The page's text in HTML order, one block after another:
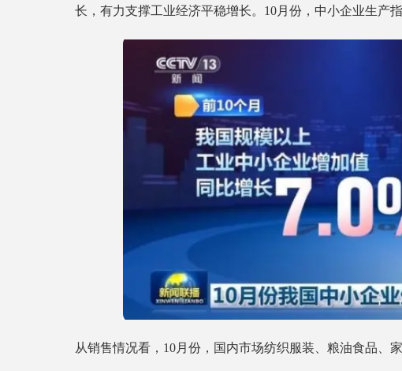
长，有力支撑工业经济平稳增长。10月份，中小企业生产
从销售情况看，10月份，国内市场纺织服装、粮油食品、